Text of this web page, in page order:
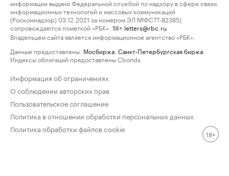
информации выдано Федеральной службой по надзору в сфере связи,
информационных технологий и массовых коммуникаций
(Роскомнадзор) 03.12.2021 за номером ЭЛ №ФС77-82385)
сопровождаются пометкой «РБК».
18+ letters@rbc.ru
Владельцем сайта является информационное агентство «РБК».
Данные предоставлены: Мосбиржа Санкт-Петербургская биржа
Индексы облигаций предоставлены Cbonds.
Информация об ограничениях
О соблюдении авторских прав
Пользовательское соглашение
Политика в отношении обработки персональных данных
Политика обработки файлов cookie
18+